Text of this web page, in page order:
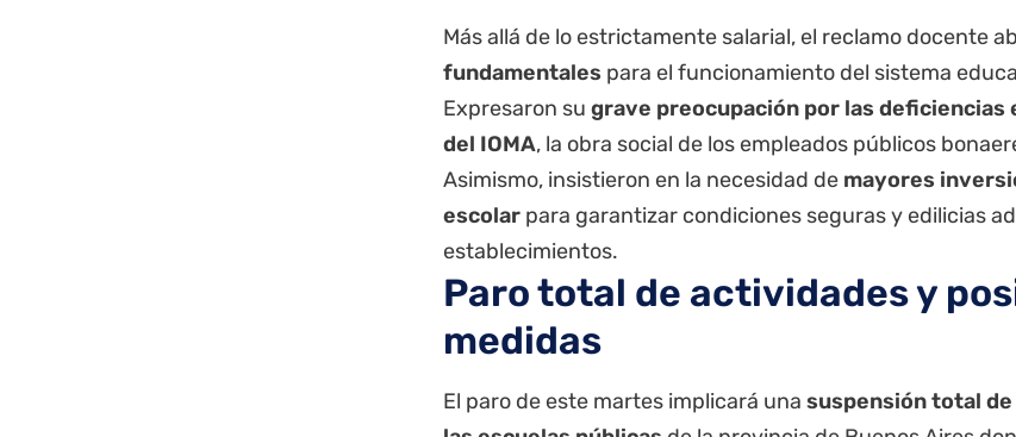
Más allá de lo estrictamente salarial, el reclamo docente
fundamentales para el funcionamiento del sistema
Expresaron su grave preocupación por las deficiencias
del IOMA, la obra social de los empleados públicos
Asimismo, insistieron en la necesidad de mayores
escolar para garantizar condiciones seguras y edilicias
establecimientos.
Paro total de actividades y
medidas
El paro de este martes implicará una suspensión total